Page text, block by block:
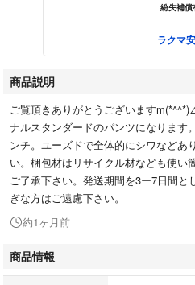
紛失補償
ラクマ
商品説明
ご覧頂きありがとうございます
ナルスタンダードのパンツになります
ンチ。ユーズドで全体的にシワなどあ
い。梱包材はリサイクル材なども使い
ご了承下さい。発送期間を3ー7日間
ぎな方はご遠慮下さい。
約1ヶ月前
商品情報